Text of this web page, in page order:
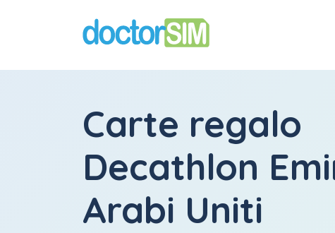
Carte regalo
Decathlon
Arabi Uniti